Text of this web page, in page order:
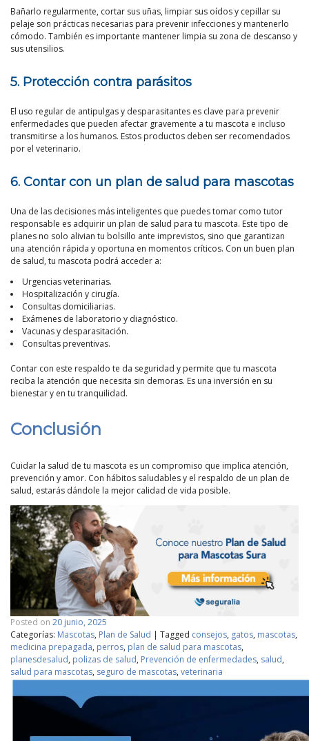
Bañarlo regularmente, cortar sus uñas, limpiar sus oídos y cepillar su
pelaje son prácticas necesarias para prevenir infecciones y mantenerlo
cómodo. También es importante mantener limpia su zona de descanso y
sus utensilios.
5. Protección contra parásitos
El uso regular de antipulgas y desparasitantes es clave para prevenir
enfermedades que pueden afectar gravemente a tu mascota e incluso
transmitirse a los humanos. Estos productos deben ser recomendados
por el veterinario.
6. Contar con un plan de salud para mascotas
Una de las decisiones más inteligentes que puedes tomar como tutor
responsable es adquirir un plan de salud para tu mascota. Este tipo de
planes no solo alivian tu bolsillo ante imprevistos, sino que garantizan
una atención rápida y oportuna en momentos críticos. Con un buen plan
de salud, tu mascota podrá acceder a:
Urgencias veterinarias.
Hospitalización y cirugía.
Consultas domiciliarias.
Exámenes de laboratorio y diagnóstico.
Vacunas y desparasitación.
Consultas preventivas.
Contar con este respaldo te da seguridad y permite que tu mascota
reciba la atención que necesita sin demoras. Es una inversión en su
bienestar y en tu tranquilidad.
Conclusión
Cuidar la salud de tu mascota es un compromiso que implica atención,
prevención y amor. Con hábitos saludables y el respaldo de un plan de
salud, estarás dándole la mejor calidad de vida posible.
Posted on 20 junio, 2025
Categorías: Mascotas, Plan de Salud | Tagged consejos, gatos, mascotas,
medicina prepagada, perros, plan de salud para mascotas,
planesdesalud, polizas de salud, Prevención de enfermedades, salud,
salud para mascotas, seguro de mascotas, veterinaria